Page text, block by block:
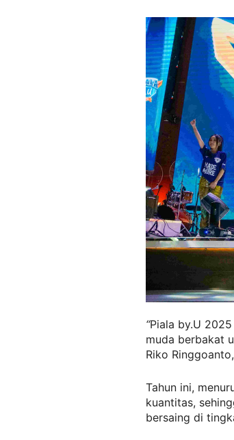
“Piala by.U
muda berbakat
Riko
Tahun ini,
kuantitas,
bersaing di